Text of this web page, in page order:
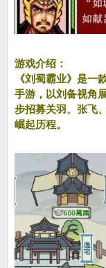
游戏介绍：
《刘蜀霸业》是一
手游，以刘备视角
步招募关羽、张飞
崛起历程。